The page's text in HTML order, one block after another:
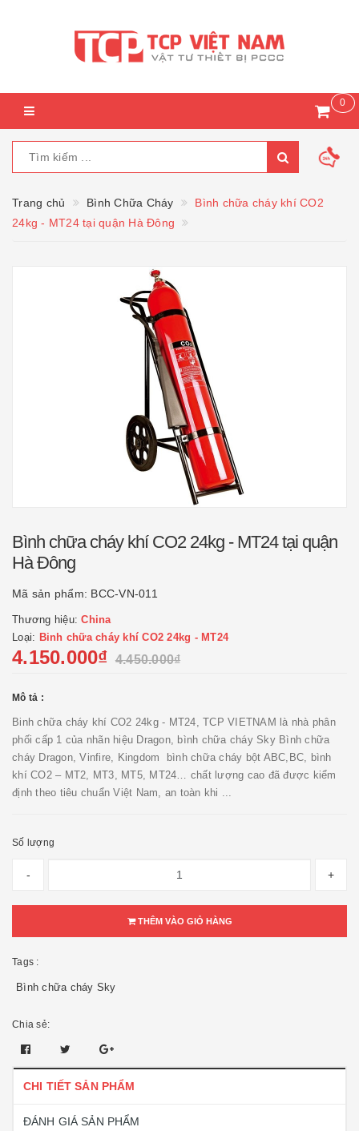
0
Trang chủ Bình Chữa Cháy
Bình chữa cháy khí CO2
24kg - MT24 tại quận Hà Đông
Bình chữa cháy khí CO2 24kg - MT24 tại quận
Hà Đông
Mã sản phẩm: BCC-VN-011
Thương hiệu:China
Loại: Binh chữa cháy khí CO2 24kg - MT24
4.150.000₫ 4.450.000₫
Mô tả :
Binh chữa cháy khí CO2 24kg - MT24, TCP VIETNAM là nhà phân
phối cấp 1 của nhãn hiệu Dragon, bình chữa cháy Sky Bình chữa
cháy Dragon, Vinfire, Kingdom bình chữa cháy bột ABC,BC, bình
khí CO2 – MT2, MT3, MT5, MT24… chất lượng cao đã được kiểm
định theo tiêu chuẩn Việt Nam, an toàn khi ...
Số lượng
- +
THÊM VÀO GIỎ HÀNG
Tags :
Bình chữa cháy Sky
Chia sẻ:
CHI TIẾT SẢN PHẨM
ĐÁNH GIÁ SẢN PHẨM